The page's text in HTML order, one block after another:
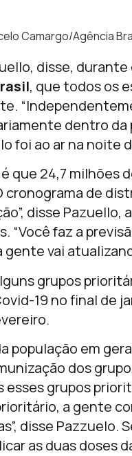
Camargo/Agência
disse,
, que todos os
dentro
foi ao ar na noite
que 24,7 milhões
cronograma de
disse Pazuello,
“Você faz a
vai
grupos
19 no final de
população em
dos
esses grupos
a gente
disse Pazzuelo.
as duas doses